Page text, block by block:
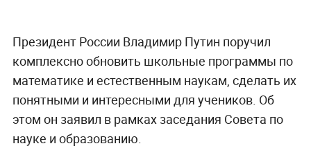
Президент России Владимир Путин поручил
комплексно обновить школьные программы по
математике и естественным наукам, сделать их
понятными и интересными для учеников. Об
этом он заявил в рамках заседания Совета по
науке и образованию.